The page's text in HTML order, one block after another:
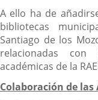
A ello ha de
bibliotecas
Santiago de los
relacionadas con
académicas de la
Colaboración de las